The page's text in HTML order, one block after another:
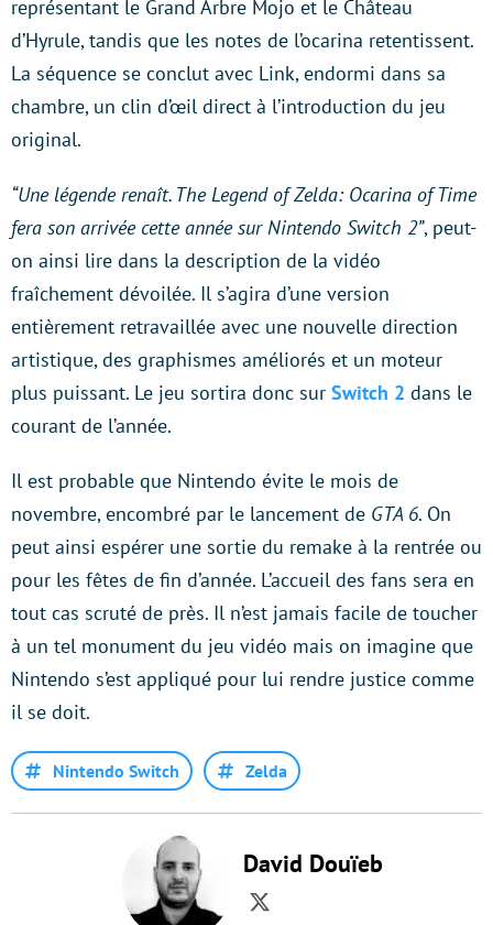
représentant le Grand Arbre Mojo et le Château
d’Hyrule, tandis que les notes de l’ocarina retentissent.
La séquence se conclut avec Link, endormi dans sa
chambre, un clin d’œil direct à l’introduction du jeu
original.
“Une légende renaît. The Legend of Zelda: Ocarina of Time
fera son arrivée cette année sur Nintendo Switch 2”, peut-
on ainsi lire dans la description de la vidéo
fraîchement dévoilée. Il s’agira d’une version
entièrement retravaillée avec une nouvelle direction
artistique, des graphismes améliorés et un moteur
plus puissant. Le jeu sortira donc sur Switch 2 dans le
courant de l’année.
Il est probable que Nintendo évite le mois de
novembre, encombré par le lancement de GTA 6. On
peut ainsi espérer une sortie du remake à la rentrée ou
pour les fêtes de fin d’année. L’accueil des fans sera en
tout cas scruté de près. Il n’est jamais facile de toucher
à un tel monument du jeu vidéo mais on imagine que
Nintendo s’est appliqué pour lui rendre justice comme
il se doit.
Nintendo Switch Zelda
David Douïeb
Twitter